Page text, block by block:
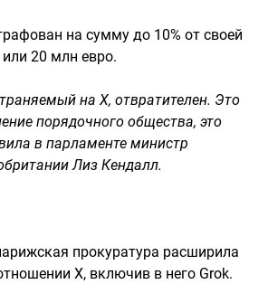
на сумму до 10% от своей
20 млн евро.
на X, отвратителен. Это
порядочного общества, это
в парламенте министр
Лиз Кендалл.
прокуратура расширила
X, включив в него Grok.